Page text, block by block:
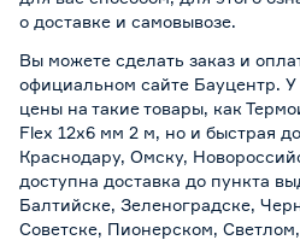
о доставке и самовывозе.
Вы можете сделать заказ и
официальном сайте Бауцентр. У
цены на такие товары, как
Flex 12х6 мм 2 м, но и быстрая
Краснодару, Омску,
доступна доставка до пункта
Балтийске, Зеленоградске,
Советске, Пионерском,